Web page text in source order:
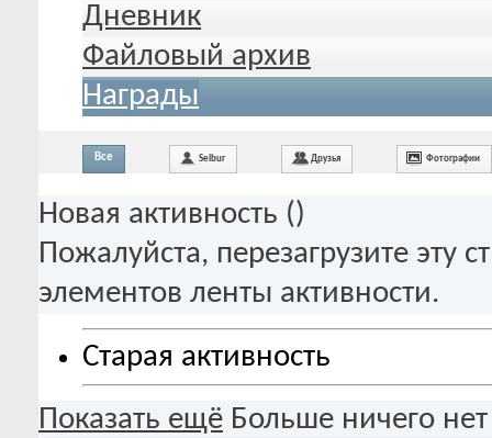
Дневник
Файловый архив
Награды
Все Seibur Друзья Фотографии
Новая активность ()
Пожалуйста, перезагрузите эту
элементов ленты активности.
Старая активность
Показать ещё Больше ничего нет